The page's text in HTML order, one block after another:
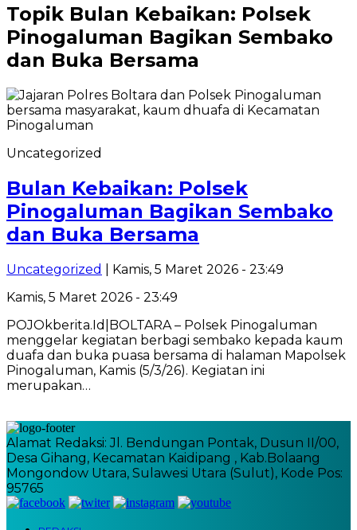
Topik Bulan Kebaikan: Polsek
Pinogaluman Bagikan Sembako
dan Buka Bersama
Uncategorized
Bulan Kebaikan: Polsek
Pinogaluman Bagikan Sembako
dan Buka Bersama
Uncategorized
| Kamis, 5 Maret 2026 - 23:49
Kamis, 5 Maret 2026 - 23:49
POJOkberita.Id|BOLTARA – Polsek Pinogaluman
menggelar kegiatan berbagi sembako kepada kaum
duafa dan buka puasa bersama di halaman Mapolsek
Pinogaluman, Kamis (5/3/26). Kegiatan ini
merupakan…
Alamat Redaksi: Jl. Bendungan Pontak, Dusun II/00,
Desa Gihang, Kecamatan Kaidipang , Kab.Bolaang
Mongondow Utara, Sulawesi Utara (Sulut), Kode Pos:
95765